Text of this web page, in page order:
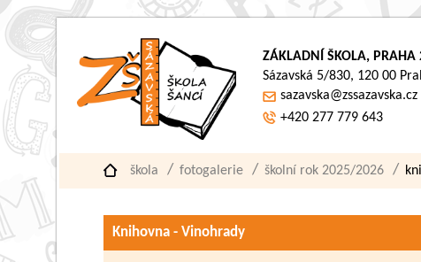
ZÁKLADNÍ ŠKOLA, PRAHA
Sázavská 5/830, 120 00
sazavska@zssazavska.cz
+420 277 779 643
škola fotogalerie školní rok 2025/2026
Knihovna - Vinohrady